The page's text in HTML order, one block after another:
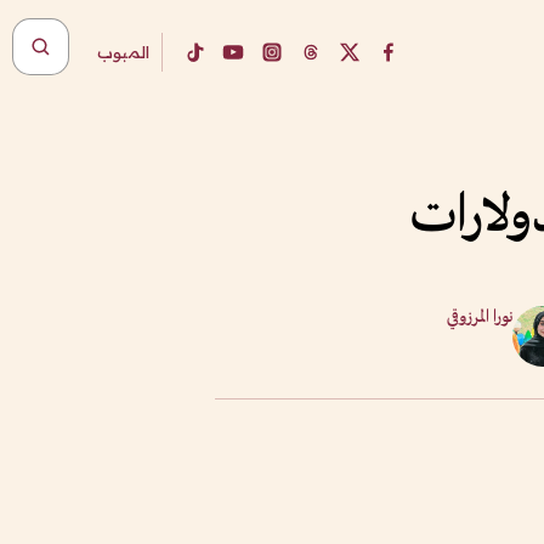
المبوب
نورا المرزوقي